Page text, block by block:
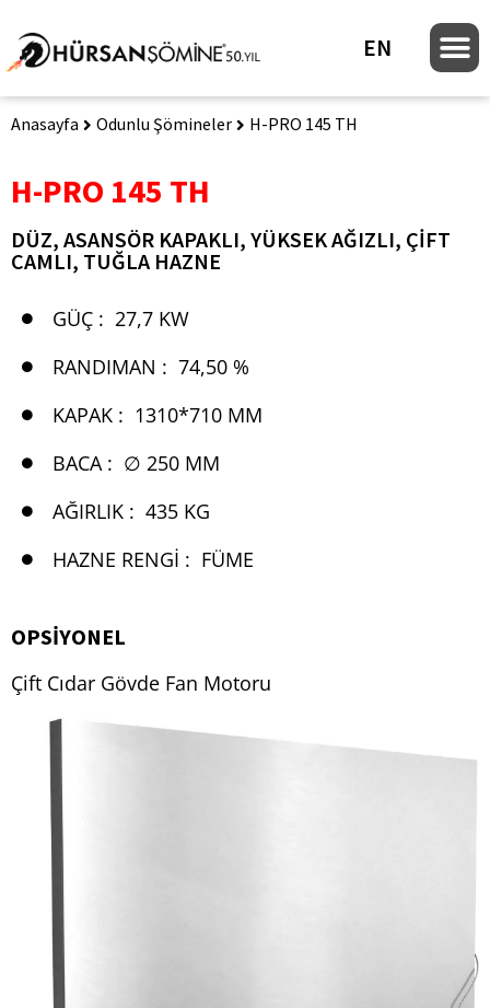
EN
Anasayfa Odunlu Şömineler H-PRO 145 TH
H-PRO 145 TH
DÜZ, ASANSÖR KAPAKLI, YÜKSEK AĞIZLI, ÇIFT
CAMLI, TUĞLA HAZNE
GÜÇ : 27,7 KW
RANDIMAN : 74,50 %
KAPAK : 1310*710 MM
BACA : ∅ 250 MM
AĞIRLIK : 435 KG
HAZNE RENGI : FÜME
OPSIYONEL
Çift Cıdar Gövde Fan Motoru